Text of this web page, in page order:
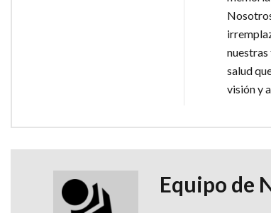
nuestras
salud
visión y
Equipo de